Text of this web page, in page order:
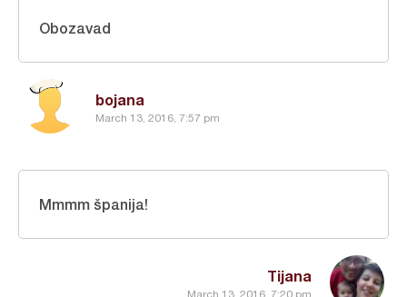
bojana
March 13, 2016, 7:57 pm
Obozavad
Tijana
March 13, 2016, 7:20 pm
Mmmm španija!